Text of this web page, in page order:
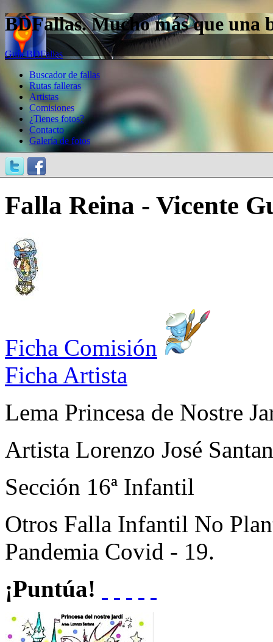
BDFallas. Mucho más que una
Guía BDFallas
Buscador de fallas
Rutas falleras
Artistas
Comisiones
¿Tienes fotos?
Contacto
Galería de fotos
Falla Reina - Vicente
Ficha Comisión
Ficha Artista
Lema Princesa de Nostre
Artista Lorenzo José
Sección 16ª Infantil
Otros Falla Infantil No
Pandemia Covid - 19.
¡Puntúa!